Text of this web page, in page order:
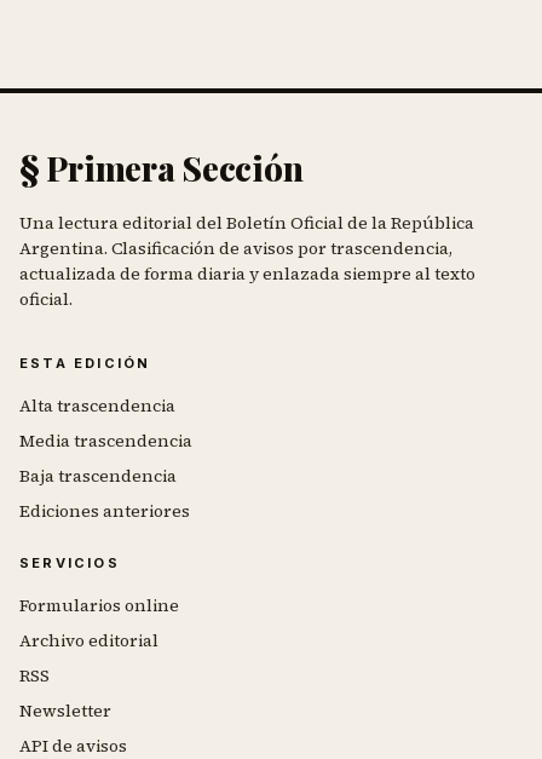
§ Primera Sección
Una lectura editorial del Boletín Oficial de la República
Argentina. Clasificación de avisos por trascendencia,
actualizada de forma diaria y enlazada siempre al texto
oficial.
ESTA EDICIÓN
Alta trascendencia
Media trascendencia
Baja trascendencia
Ediciones anteriores
SERVICIOS
Formularios online
Archivo editorial
RSS
Newsletter
API de avisos